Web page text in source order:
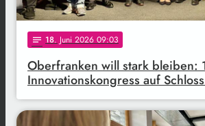
notes 18. Juni 2026 09:03
Oberfranken will stark bleiben:
Innovationskongress auf